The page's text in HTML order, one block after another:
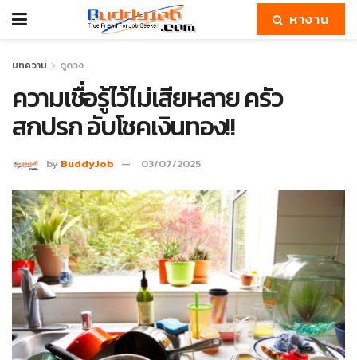
หางาน
บทความ ดูดวง
ความเชื่อรู้ไว้ไม่เสียหลาย ครัว
สกปรก อับโชคเงินทอง!!
by BuddyJob 03/07/2025